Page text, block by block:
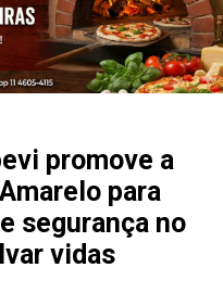
promove a
para
segurança no
vidas